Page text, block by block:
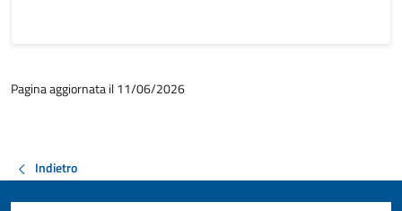
Pagina aggiornata il 11/06/2026
Indietro